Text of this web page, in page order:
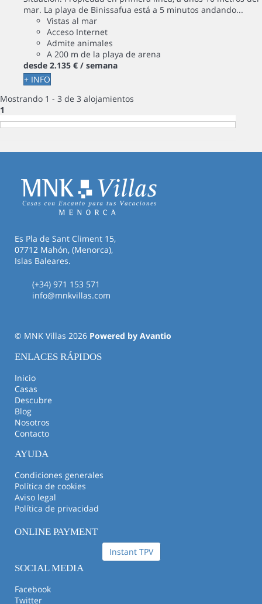
mar. La playa de Binissafua está a 5 minutos andando...
Vistas al mar
Acceso Internet
Admite animales
A 200 m de la playa de arena
desde 2.135 € / semana
+ INFO
Mostrando 1 - 3 de 3 alojamientos
1
Es Pla de Sant Climent 15,
07712 Mahón, (Menorca),
Islas Baleares.
(+34) 971 153 571
info@mnkvillas.com
© MNK Villas 2026 Powered by Avantio
ENLACES RÁPIDOS
Inicio
Casas
Descubre
Blog
Nosotros
Contacto
AYUDA
Condiciones generales
Política de cookies
Aviso legal
Política de privacidad
ONLINE PAYMENT
Instant TPV
SOCIAL MEDIA
Facebook
Twitter